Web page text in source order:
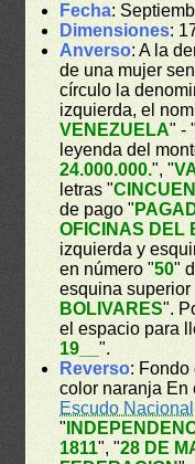
Fecha:
Dimensiones:
Anverso: A la
de una mujer
círculo la
izquierda, el
VENEZUELA" -
leyenda del
24.000.000.", "
letras "
de pago "
OFICINAS DEL
izquierda y
en número "50"
esquina
BOLIVARES".
el espacio para
19__".
Reverso: Fondo
color naranja En
Escudo Nacional
"
1811", "28 DE